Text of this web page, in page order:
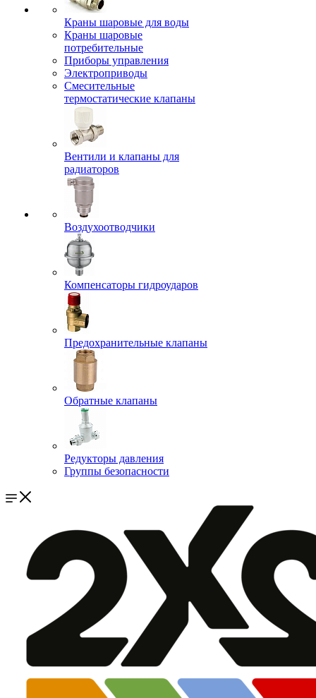
Краны шаровые для воды
Краны шаровые
потребительные
Приборы управления
Электроприводы
Смесительные
термостатические клапаны
Вентили и клапаны для
радиаторов
Воздухоотводчики
Компенсаторы гидроударов
Предохранительные клапаны
Обратные клапаны
Редукторы давления
Группы безопасности